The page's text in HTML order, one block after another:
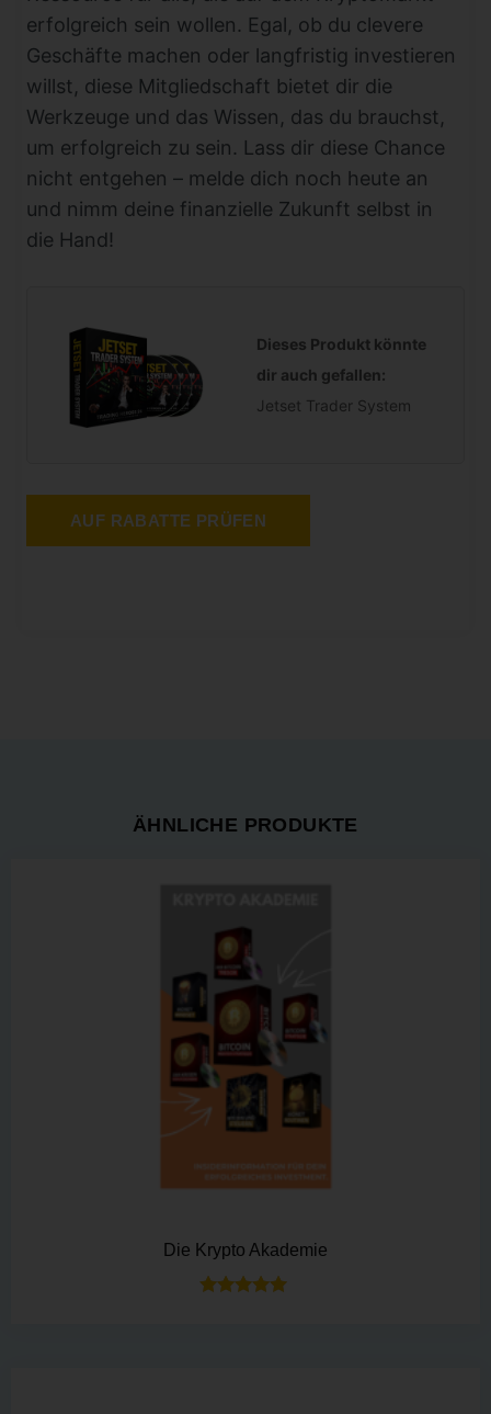
erfolgreich sein wollen. Egal, ob du clevere
Geschäfte machen oder langfristig investieren
willst, diese Mitgliedschaft bietet dir die
Werkzeuge und das Wissen, das du brauchst,
um erfolgreich zu sein. Lass dir diese Chance
nicht entgehen – melde dich noch heute an
und nimm deine finanzielle Zukunft selbst in
die Hand!
Dieses Produkt könnte
dir auch gefallen:
Jetset Trader System
AUF RABATTE PRÜFEN
ÄHNLICHE PRODUKTE
Die Krypto Akademie